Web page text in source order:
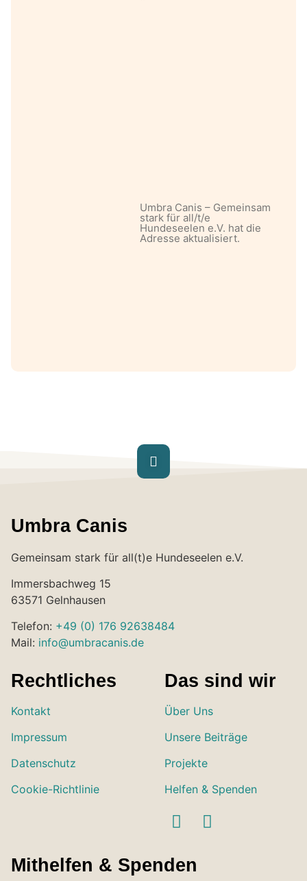
Umbra Canis – Gemeinsam
stark für all/t/e
Hundeseelen e.V. hat die
Adresse aktualisiert.
Umbra Canis
Gemeinsam stark für all(t)e Hundeseelen e.V.
Immersbachweg 15
63571 Gelnhausen
Telefon: +49 (0) 176 92638484
Mail: info@umbracanis.de
Rechtliches
Kontakt
Impressum
Datenschutz
Cookie-Richtlinie
Das sind wir
Über Uns
Unsere Beiträge
Projekte
Helfen & Spenden
Mithelfen & Spenden